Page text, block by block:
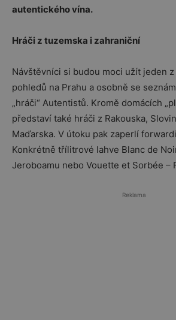
autentického vína.
Hráči z tuzemska i zahraniční
Návštěvníci si budou moci užít jeden
pohledů na Prahu a osobně se
„hráči“ Autentistů. Kromě domácích
představí také hráči z Rakouska,
Maďarska. V útoku pak zaperlí
Konkrétně třílitrové lahve Blanc de
Jeroboamu nebo Vouette et Sorbée –
Reklama